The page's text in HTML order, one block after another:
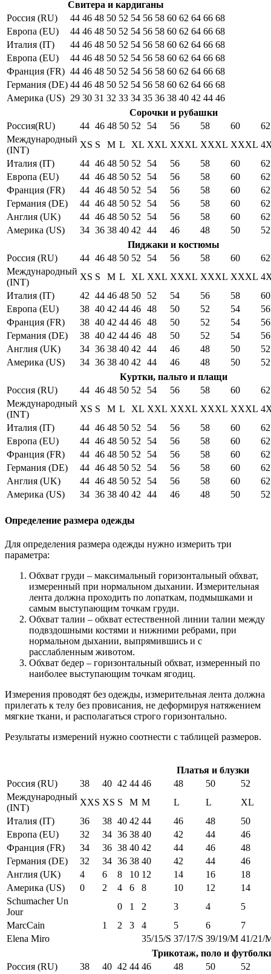
Свитера и кардиганы
Россия (RU)
44 46 48 50 52 54 56 58 60 62 64 66 68
Европа (EU)
44 46 48 50 52 54 56 58 60 62 64 66 68
Италия (IT)
44 46 48 50 52 54 56 58 60 62 64 66 68
Европа (EU)
44 46 48 50 52 54 56 58 60 62 64 66 68
Франция (FR) 44 46 48 50 52 54 56 58 60 62 64 66 68
Германия (DE) 44 46 48 50 52 54 56 58 60 62 64 66 68
Америка (US) 29 30 31 32 33 34 35 36 38 40 42 44 46
Сорочки и рубашки
Россия(RU)
44 46 48 50 52 54 56 58 60
62
Международный
(INT)
XS S M L XL XXL XXXL XXXL XXXL
Италия (IT)
44 46 48 50 52 54 56 58 60
62
Европа (EU)
44 46 48 50 52 54 56 58 60
62
Франция (FR)
44 46 48 50 52 54 56 58 60
62
Германия (DE)
44 46 48 50 52 54 56 58 60
62
Англия (UK)
44 46 48 50 52 54 56 58 60
62
Америка (US)
34 36 38 40 42 44 46 48 50
52
Пиджаки и костюмы
Россия (RU)
44 46 48 50 52 54 56 58 60
62
Международный
(INT)
XS S M L XL XXL XXXL XXXL XXXL
Италия (IT)
42 44 46 48 50 52 54 56 58
60
Европа (EU)
38 40 42 44 46 48 50 52 54
56
Франция (FR)
38 40 42 44 46 48 50 52 54
56
Германия (DE)
38 40 42 44 46 48 50 52 54
56
Англия (UK)
34 36 38 40 42 44 46 48 50
52
Америка (US)
34 36 38 40 42 44 46 48 50
52
Куртки, пальто и плащи
Россия (RU)
44 46 48 50 52 54 56 58 60
62
Международный
(INT)
XS S M L XL XXL XXXL XXXL XXXL
Италия (IT)
44 46 48 50 52 54 56 58 60
62
Европа (EU)
44 46 48 50 52 54 56 58 60
62
Франция (FR)
44 46 48 50 52 54 56 58 60
62
Германия (DE)
44 46 48 50 52 54 56 58 60
62
Англия (UK)
44 46 48 50 52 54 56 58 60
62
Америка (US)
34 36 38 40 42 44 46 48 50 52
Определение размера одежды
Для определения размера одежды нужно измерить три
параметра:
Обхват груди – максимальный горизонтальный обхват,
измеренный при нормальном дыхании. Измерительная
лента должна проходить по лопаткам, подмышками и
самым выступающим точкам груди.
Обхват талии – обхват естественной линии талии между
подвздошными костями и нижними ребрами, при
нормальном дыхании, выпрямившись и с
расслабленным животом.
Обхват бедер – горизонтальный обхват, измеренный по
наиболее выступающим точкам ягодиц.
Измерения проводят без одежды, измерительная лента должна
прилегать к телу без провисания, не деформируя натяжением
мягкие ткани, и располагаться строго горизонтально.
Результаты измерений нужно соотнести с таблицей размеров.
Платья и блузки
Россия (RU)
38 40 42 44 46 48 50
52
Международный
(INT)
XXS XS S M M L L
XL
Италия (IT)
36 38 40 42 44 46 48
50
Европа (EU)
32 34 36 38 40 42 44
46
Франция (FR)
34 36 38 40 42 44 46
48
Германия (DE)
32 34 36 38 40 42 44
46
Англия (UK)
4 6 8 10 12 14 16
18
Америка (US)
0 2 4 6 8 10 12
14
Schumacher Un
Jour
0 1 2 3 4
5
MarcCain
1 2 3 4 5 6
7
Elena Miro
35/15/S 37/17/S 39/19/M 41/21/
Трикотаж, поло и
Россия (RU)
38 40 42 44 46 48 50 52